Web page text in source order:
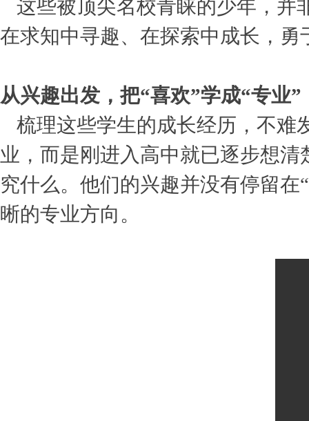
这些被顶尖名校青睐的少年，并
在求知中寻趣、在探索中成长，
从兴趣出发，把“喜欢”学成“专业”
梳理这些学生的成长经历，不难
业，而是刚进入高中就已逐步想
究什么。他们的兴趣并没有停留
晰的专业方向。